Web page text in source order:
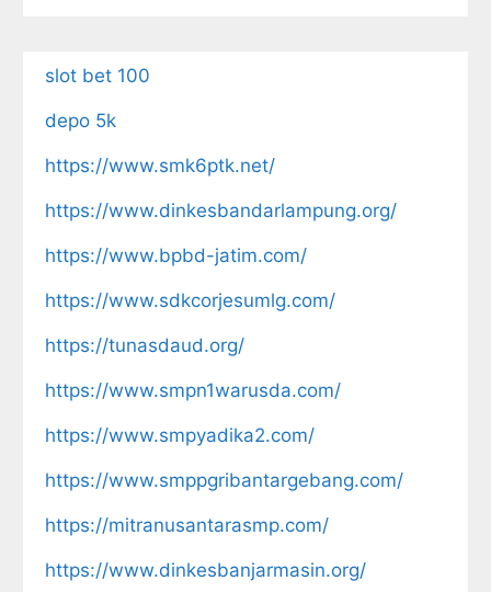
slot bet 100
depo 5k
https://www.smk6ptk.net/
https://www.dinkesbandarlampung.org/
https://www.bpbd-jatim.com/
https://www.sdkcorjesumlg.com/
https://tunasdaud.org/
https://www.smpn1warusda.com/
https://www.smpyadika2.com/
https://www.smppgribantargebang.com/
https://mitranusantarasmp.com/
https://www.dinkesbanjarmasin.org/